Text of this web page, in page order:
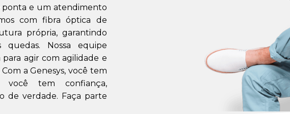
ponta e um atendimento
com fibra óptica de
própria, garantindo
Nossa equipe
agir com agilidade e
a Genesys, você tem
tem confiança,
de verdade. Faça parte